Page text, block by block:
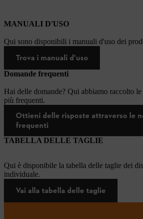
MANUALI D'USO
Qui sono disponibili i manuali d'uso dei
Trova i manuali d'uso
Domande frequenti
Hai delle domande? Qui abbiamo raccolto
più frequenti.
Ottieni delle risposte attraverso le
frequenti
TABELLA DELLE TAGLIE
Qui è disponibile la tabella delle taglie dei
individuale.
Vai alla tabella delle taglie